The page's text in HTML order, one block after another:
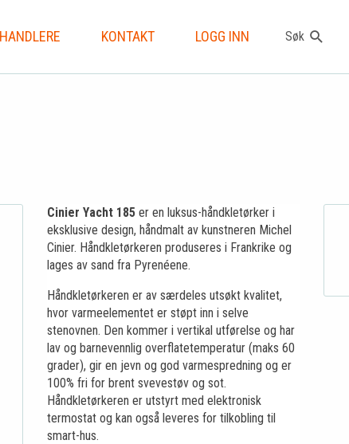
Søk
KONTAKT LOGG INN
Cinier Yacht 185er en luksus-håndkletørker i
eksklusive design, håndmalt av kunstneren Michel
Cinier. Håndkletørkeren produseres i Frankrike og
lages av sand fra Pyrenéene.
Håndkletørkeren er av særdeles utsøkt kvalitet,
hvor varmeelementet er støpt inn i selve
stenovnen. Den kommer i vertikal utførelse og har
lav og barnevennlig overflatetemperatur (maks 60
grader), gir en jevn og god varmespredning og er
100% fri for brent svevestøv og sot.
Håndkletørkeren er utstyrt med elektronisk
termostat og kan også leveres for tilkobling til
smart-hus.